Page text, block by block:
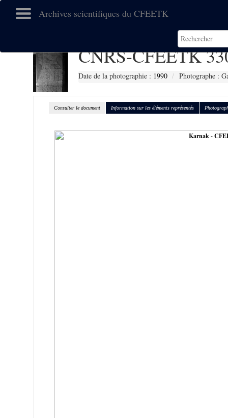
Archives scientifiques du CFEETK
CNRS-CFEETK
Date de la photographie : 1990 Photographe :
Consulter le document Information sur les éléments représentés